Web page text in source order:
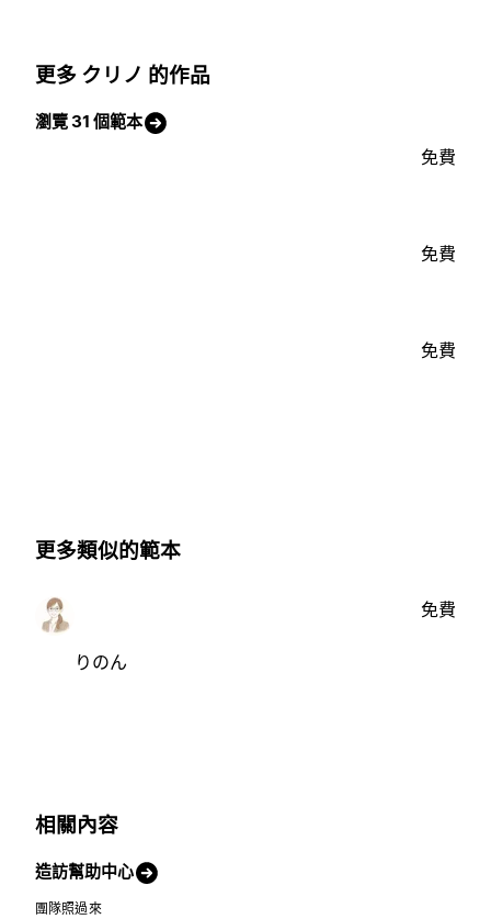
更多 クリノ 的作品
瀏覽 31 個範本
免費
免費
免費
更多類似的範本
りのん
免費
相關內容
造訪幫助中心
團隊照過來